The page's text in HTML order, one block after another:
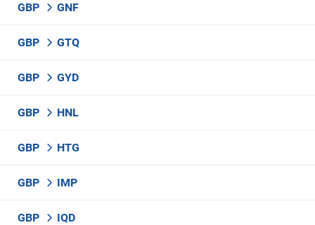
GBP GNF
GBP GTQ
GBP GYD
GBP HNL
GBP HTG
GBP IMP
GBP IQD